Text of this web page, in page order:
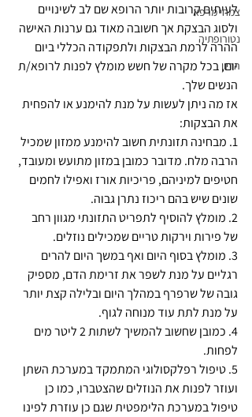
צמחי מרפא
נטורופתיה
הריון
לעיתים קרובות יותר הרופא שם לב לשינויים
ולסוג הבצקת אך חשובה מאוד גם ערנות האישה
ההרה לרמת הבצקות ולתפקודה הכללי ביום
יום, בכל מקרה של חשש מומלץ לפנות לרופא/ת
הנשים שלך.
אז מה ניתן לעשות על מנת להימנע או להפחית
את הבצקות:
1. מבחינה תזונתית חשוב להימנע ממזון שמכיל
הרבה מלח. מדובר כמובן במזון מתועש ומעובד,
חטיפים למיניהם, פריכיות אורז ואפילו לחמים
שונים שיש בהם ריכוז נתרן גבוה.
2. מומלץ להוסיף לתפריט התזונתי מגוון רחב
של פירות וירקות טריים שמכילים נוזלים.
3. מומלץ בסוף היום ואף במשך היום להרים
רגליים על מנת לשפר את זרימת הדם, מספיק
גובה של שרפרף במהלך היום ובלילה קצת יותר
על מנת לתת עוד מנוחה לגוף.
4. כמובן שחשוב להמשיך לשתות 2 ליטר מים
לפחות.
5. טיפול רפלקסולוגי המתמקד במערכת השתן
ועוזר לפנות את הנוזלים שהצטברו, כמו כן
טיפול במערכת הלימפטית שגם כן עוזרת לפינו